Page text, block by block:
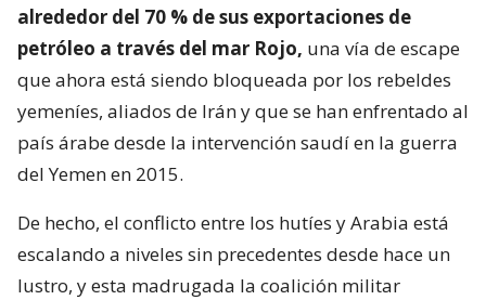
alrededor del 70 % de sus exportaciones de
petróleo a través del mar Rojo, una vía de escape
que ahora está siendo bloqueada por los rebeldes
yemeníes, aliados de Irán y que se han enfrentado al
país árabe desde la intervención saudí en la guerra
del Yemen en 2015.
De hecho, el conflicto entre los hutíes y Arabia está
escalando a niveles sin precedentes desde hace un
lustro, y esta madrugada la coalición militar